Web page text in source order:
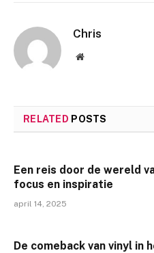
Chris
Website
RELATED POSTS
Een reis door de wereld
focus en inspiratie
april 14, 2025
De comeback van vinyl